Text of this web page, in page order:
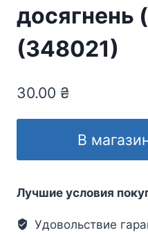
досягнень
(348021)
30.00 ₴
В
Лучшие условия
Удовольствие